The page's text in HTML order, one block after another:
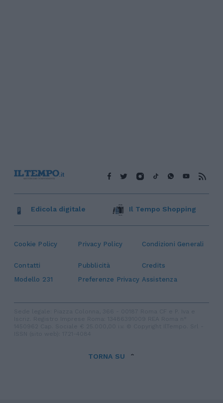
Cookie Policy Privacy Policy Condizioni Generali
Contatti Pubblicità
Credits
Modello 231
Preferenze Privacy Assistenza
Edicola digitale Il Tempo Shopping
TORNA SU